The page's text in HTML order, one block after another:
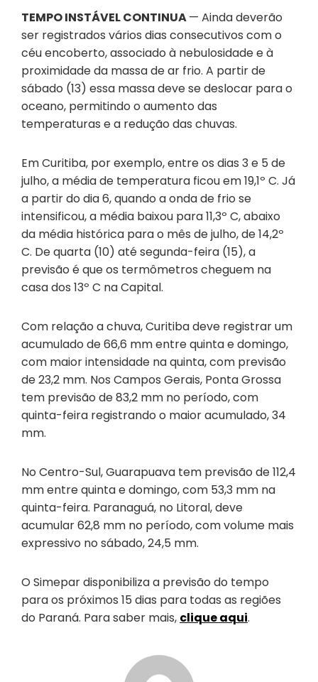
TEMPO INSTÁVEL CONTINUA— Ainda deverão
ser registrados vários dias consecutivos com o
céu encoberto, associado à nebulosidade e à
proximidade da massa de ar frio. A partir de
sábado (13) essa massa deve se deslocar para o
oceano, permitindo o aumento das
temperaturas e a redução das chuvas.
Em Curitiba, por exemplo, entre os dias 3 e 5 de
julho, a média de temperatura ficou em 19,1º C. Já
a partir do dia 6, quando a onda de frio se
intensificou, a média baixou para 11,3º C, abaixo
da média histórica para o mês de julho, de 14,2º
C. De quarta (10) até segunda-feira (15), a
previsão é que os termômetros cheguem na
casa dos 13º C na Capital.
Com relação a chuva, Curitiba deve registrar um
acumulado de 66,6 mm entre quinta e domingo,
com maior intensidade na quinta, com previsão
de 23,2 mm. Nos Campos Gerais, Ponta Grossa
tem previsão de 83,2 mm no período, com
quinta-feira registrando o maior acumulado, 34
mm.
No Centro-Sul, Guarapuava tem previsão de 112,4
mm entre quinta e domingo, com 53,3 mm na
quinta-feira. Paranaguá, no Litoral, deve
acumular 62,8 mm no período, com volume mais
expressivo no sábado, 24,5 mm.
O Simepar disponibiliza a previsão do tempo
para os próximos 15 dias para todas as regiões
do Paraná. Para saber mais, clique aqui.